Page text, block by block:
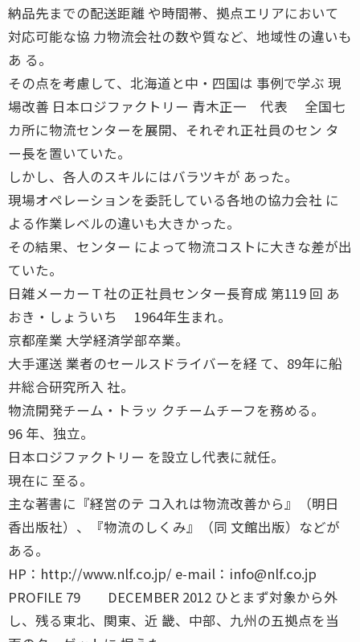
納品先までの配送距離 や時間帯、拠点エリアにおいて
対応可能な協 力物流会社の数や質など、地域性の違いも
あ る。
その点を考慮して、北海道と中・四国は 事例で学ぶ 現
場改善 日本ロジファクトリー 青木正一 代表 全国七
カ所に物流センターを展開、それぞれ正社員のセン タ
ー長を置いていた。
しかし、各人のスキルにはバラツキが あった。
現場オペレーションを委託している各地の協力会社 に
よる作業レベルの違いも大きかった。
その結果、センター によって物流コストに大きな差が出
ていた。
日雑メーカーＴ社の正社員センター長育成 第119 回 あ
おき・しょういち 1964年生まれ。
京都産業 大学経済学部卒業。
大手運送 業者のセールスドライバーを経 て、89年に船
井総合研究所入 社。
物流開発チーム・トラッ クチームチーフを務める。
96 年、独立。
日本ロジファクトリー を設立し代表に就任。
現在に 至る。
主な著書に『経営のテ コ入れは物流改善から』（明日
香出版社）、『物流のしくみ』（同 文館出版）などが
ある。
HP：http://www.nlf.co.jp/ e-mail：info@nlf.co.jp
PROFILE 79 DECEMBER 2012 ひとまず対象から外
し、残る東北、関東、近 畿、中部、九州の五拠点を当